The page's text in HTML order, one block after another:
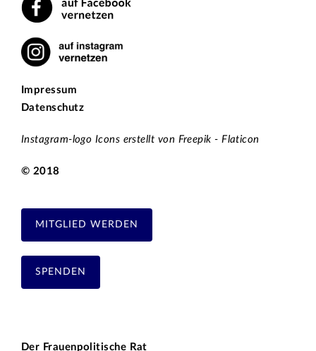
Impressum
Datenschutz
Instagram-logo Icons erstellt von Freepik - Flaticon
© 2018
MITGLIED WERDEN
SPENDEN
Der Frauenpolitische Rat